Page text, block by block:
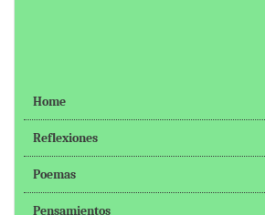
Home
Reflexiones
Poemas
Pensamientos